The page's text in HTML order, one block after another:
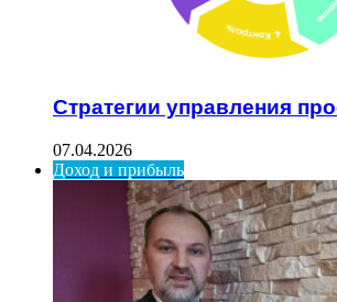
Стратегии управления
07.04.2026
Доход и прибыль